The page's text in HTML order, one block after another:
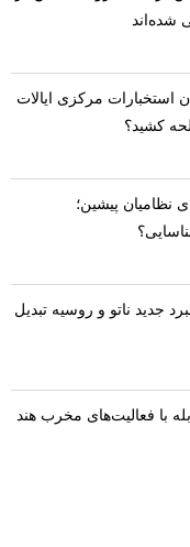
شده‌اند
استخبارات مرکزی ایالات
کشید؟
نظامیان پیشین؛
جدید ناتو و روسیه تبدیل
با فعالیت‌های مخرب هند